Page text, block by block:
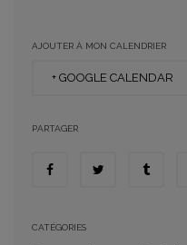
AJOUTER À MON CALENDRIER
+ GOOGLE CALENDAR
PARTAGER
CATÉGORIES